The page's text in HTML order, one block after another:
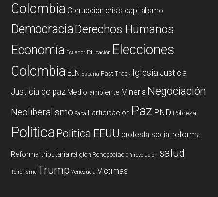
Colombia Corrupción crisis capitalismo
DemocraciaDerechos Humanos
Economía Ecuador Educación Elecciones
Colombia ELN España Fast Track Iglesia Justicia
Justicia de paz Medio ambiente Mineria Negociación
Neoliberalismo Papa Participación Paz PND Pobreza
PoliticaPolitica EEUU protesta social reforma
Reforma tributaria religión Renegociación revolucion salud
Terrorismo Trump Venezuela Victimas